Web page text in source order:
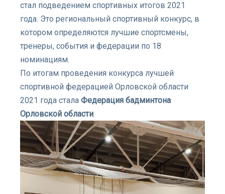
стал подведением спортивных итогов 2021
года. Это региональный спортивный конкурс, в
котором определяются лучшие спортсмены,
тренеры, события и федерации по 18
номинациям.
По итогам проведения конкурса лучшей
спортивной федерацией Орловской области
2021 года стала Федерация бадминтона
Орловской области.